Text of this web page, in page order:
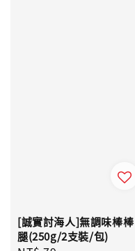
[誠實討海人]無調味棒棒
腿(250g/2支裝/包)